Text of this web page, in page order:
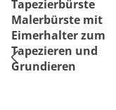
Tapezierbürste
Malerbürste mit
Eimerhalter zum
Tapezieren und
Grundieren